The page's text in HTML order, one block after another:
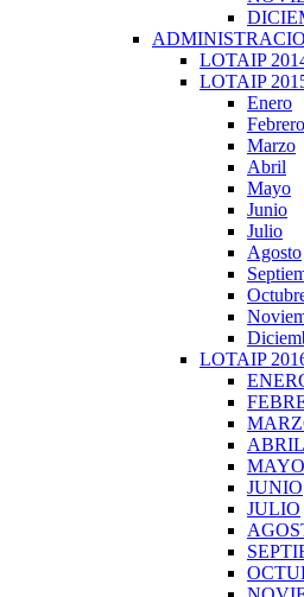
LOTAIP
LOTAIP
Enero
Febrero
Marzo
Abril
Mayo
Junio
Julio
Agosto
LOTAIP
ABRIL
MAYO
JUNIO
JULIO